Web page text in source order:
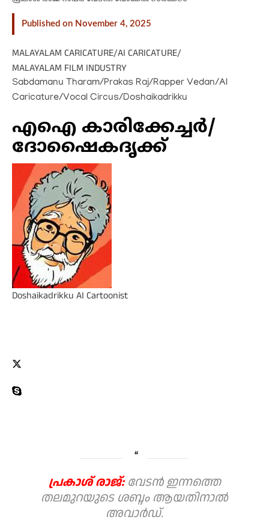
Published on November 4, 2025
MALAYALAM CARICATURE/AI CARICATURE/
MALAYALAM FILM INDUSTRY
Sabdamanu Tharam/Prakas Raj/Rapper Vedan/AI
Caricature/Vocal Circus/Doshaikadrikku
എഐ കാരിക്കേച്ചർ/
ദോഷൈകദൃക്ക്
Doshaikadrikku AI Cartoonist
പ്രകാശ് രാജ്:വേടന്‍ ഇന്നത്തെ
തലമുറയുടെ ശബ്ദം ആയതിനാൽ
അവാർഡ്.